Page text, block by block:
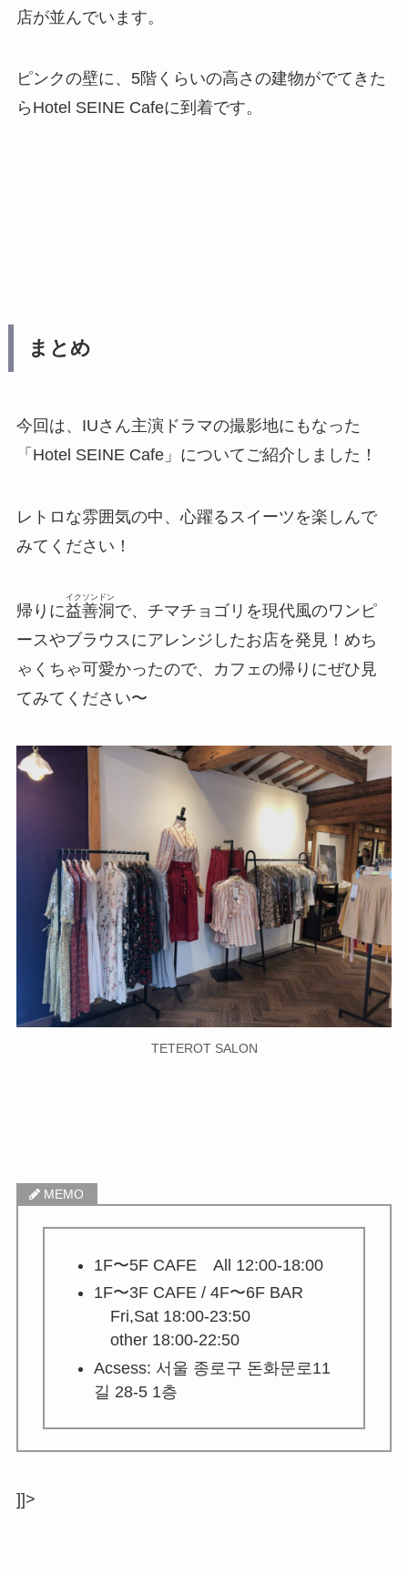
店が並んでいます。
ピンクの壁に、5階くらいの高さの建物がでてきた
らHotel SEINE Cafeに到着です。
まとめ
今回は、IUさん主演ドラマの撮影地にもなった
「Hotel SEINE Cafe」についてご紹介しました！
レトロな雰囲気の中、心躍るスイーツを楽しんで
みてください！
帰りに益善洞
イクソンドン
で、チマチョゴリを現代風のワンピ
ースやブラウスにアレンジしたお店を発見！めち
ゃくちゃ可愛かったので、カフェの帰りにぜひ見
てみてください〜
TETEROT SALON
1F〜5F CAFE All 12:00-18:00
1F〜3F CAFE / 4F〜6F BAR
Fri,Sat 18:00-23:50
other 18:00-22:50
Acsess: 서울 종로구 돈화문로11
길 28-5 1층
]]>